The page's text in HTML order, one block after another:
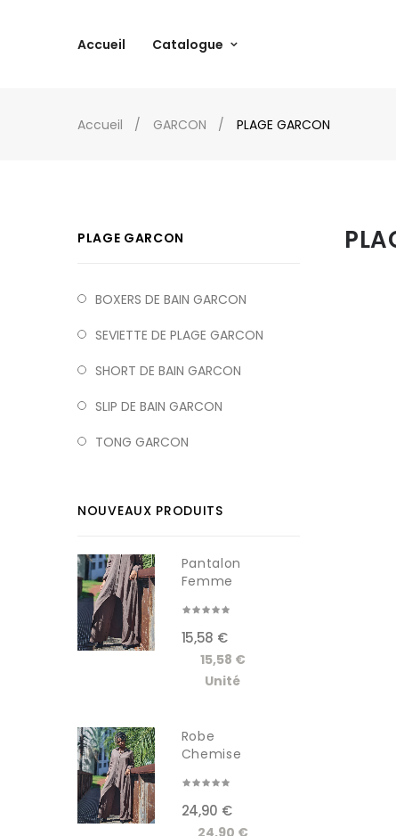
Accueil Catalogue
Accueil GARCON PLAGE GARCON
PLAGE GARCON
BOXERS DE BAIN GARCON
SEVIETTE DE PLAGE GARCON
SHORT DE BAIN GARCON
SLIP DE BAIN GARCON
TONG GARCON
NOUVEAUX PRODUITS
Pantalon
Femme
15,58 €
15,58 €
Unité
Robe
Chemise
Femme...
24,90 €
24,90 €